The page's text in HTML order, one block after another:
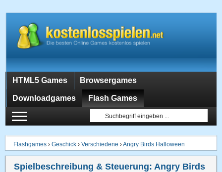
HTML5 Games Browsergames
Downloadgames Flash Games
Flashgames ›Geschick ›Verschiedene ›Angry Birds Halloween
Spielbeschreibung & Steuerung:Angry Birds